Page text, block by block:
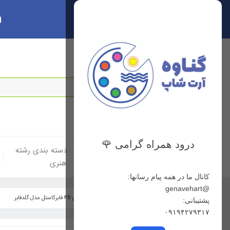
درود همراه گرامی 🌹
کانال ما در همه پیام رسانها:
@genavehart
پشتیبانی:
۰۹۱۹۴۲۷۹۳۱۷
سبد خرید 0
خانه
دسته بندی لوازم
دسته بندی رشته
هنری
مدادطراحی 4B فابرکاستل مدل گلدفابر